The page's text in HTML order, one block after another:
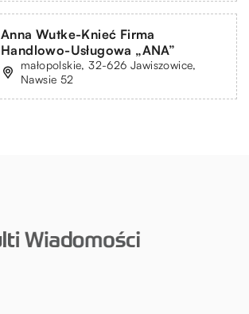
Anna Wutke-Knieć Firma
Handlowo-Usługowa „ANA”
małopolskie, 32-626 Jawiszowice,
Nawsie 52